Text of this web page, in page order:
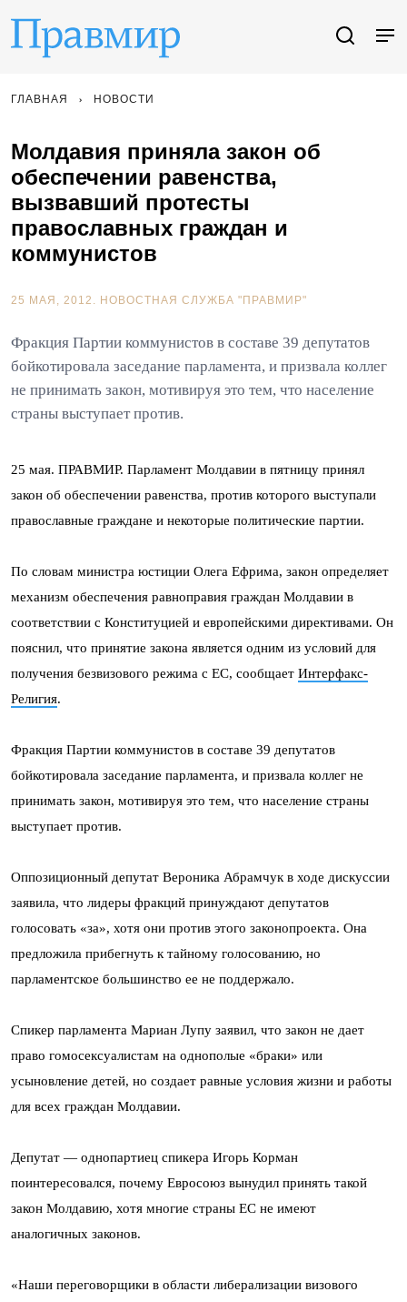
ГЛАВНАЯ НОВОСТИ
Молдавия приняла закон об
обеспечении равенства,
вызвавший протесты
православных граждан и
коммунистов
25 МАЯ, 2012. НОВОСТНАЯ СЛУЖБА "ПРАВМИР"
Фракция Партии коммунистов в составе 39 депутатов
бойкотировала заседание парламента, и призвала коллег
не принимать закон, мотивируя это тем, что население
страны выступает против.
25 мая. ПРАВМИР. Парламент Молдавии в пятницу принял
закон об обеспечении равенства, против которого выступали
православные граждане и некоторые политические партии.
По словам министра юстиции Олега Ефрима, закон определяет
механизм обеспечения равноправия граждан Молдавии в
соответствии с Конституцией и европейскими директивами. Он
пояснил, что принятие закона является одним из условий для
получения безвизового режима с ЕС, сообщает Интерфакс-
Религия.
Фракция Партии коммунистов в составе 39 депутатов
бойкотировала заседание парламента, и призвала коллег не
принимать закон, мотивируя это тем, что население страны
выступает против.
Оппозиционный депутат Вероника Абрамчук в ходе дискуссии
заявила, что лидеры фракций принуждают депутатов
голосовать «за», хотя они против этого законопроекта. Она
предложила прибегнуть к тайному голосованию, но
парламентское большинство ее не поддержало.
Спикер парламента Мариан Лупу заявил, что закон не дает
право гомосексуалистам на однополые «браки» или
усыновление детей, но создает равные условия жизни и работы
для всех граждан Молдавии.
Депутат — однопартиец спикера Игорь Корман
поинтересовался, почему Евросоюз вынудил принять такой
закон Молдавию, хотя многие страны ЕС не имеют
аналогичных законов.
«Наши переговорщики в области либерализации визового